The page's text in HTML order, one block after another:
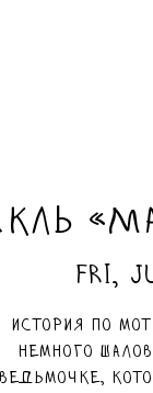
Fri,
История по
немного
ведьмочке,